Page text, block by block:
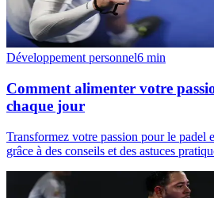
Développement personnel6 min
Comment alimenter votre
chaque jour
Transformez votre passion pour le padel
grâce à des conseils et des astuces